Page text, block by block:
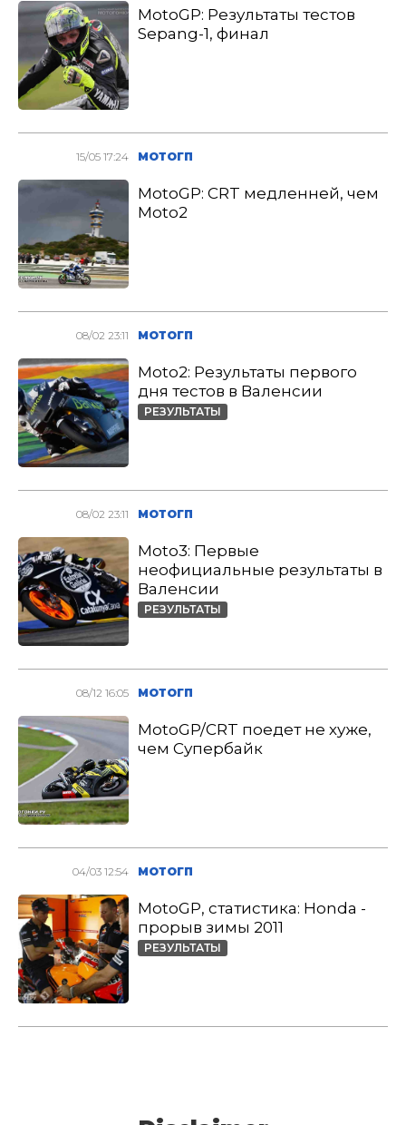
MotoGP: Результаты тестов
Sepang-1, финал
15/05 17:24 МОТОГП
MotoGP: CRT медленней, чем
Moto2
08/02 23:11 МОТОГП
Moto2: Результаты первого
дня тестов в Валенсии
РЕЗУЛЬТАТЫ
08/02 23:11 МОТОГП
Moto3: Первые
неофициальные результаты в
Валенсии
РЕЗУЛЬТАТЫ
08/12 16:05 МОТОГП
MotoGP/CRT поедет не хуже,
чем Супербайк
04/03 12:54 МОТОГП
MotoGP, статистика: Honda -
прорыв зимы 2011
РЕЗУЛЬТАТЫ